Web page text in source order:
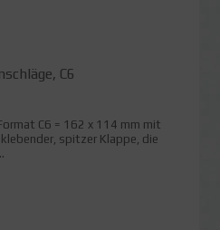
C6
C6 = 162 x 114 mm mit
spitzer Klappe, die